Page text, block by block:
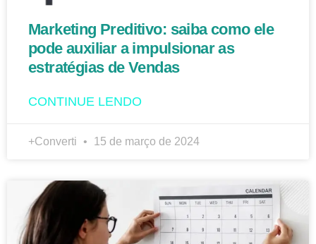
Marketing Preditivo: saiba como ele
pode auxiliar a impulsionar as
estratégias de Vendas
CONTINUE LENDO
+Converti 15 de março de 2024